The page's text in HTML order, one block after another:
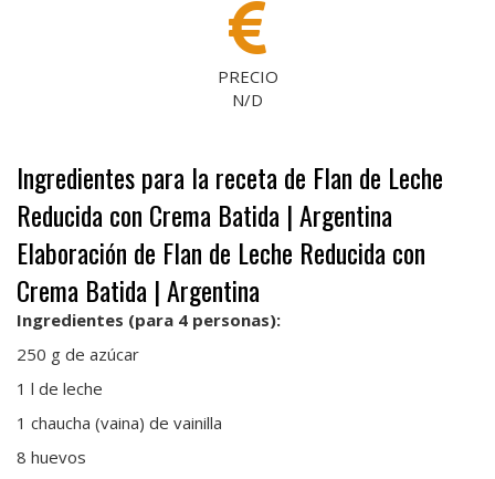
PRECIO
N/D
Ingredientes para la receta de Flan de Leche
Reducida con Crema Batida | Argentina
Elaboración de Flan de Leche Reducida con
Crema Batida | Argentina
Ingredientes (para 4 personas):
250 g de azúcar
1 l de leche
1 chaucha (vaina) de vainilla
8 huevos